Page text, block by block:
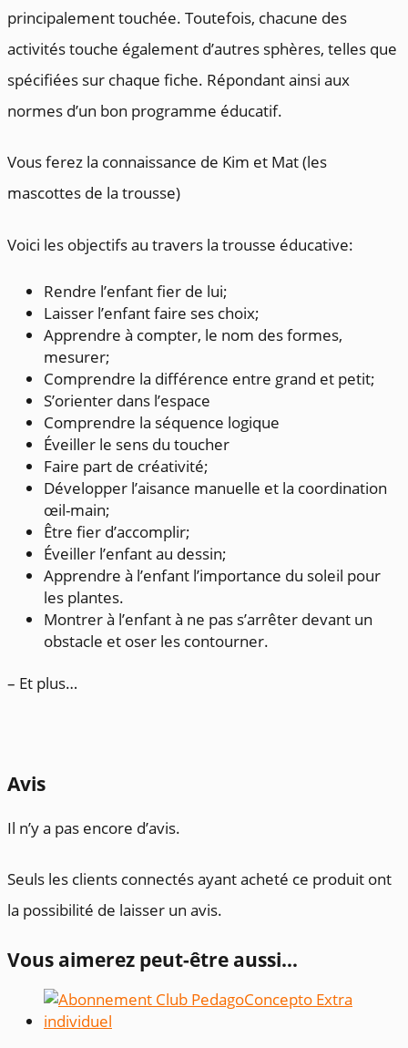
principalement touchée. Toutefois, chacune des
activités touche également d’autres sphères, telles que
spécifiées sur chaque fiche. Répondant ainsi aux
normes d’un bon programme éducatif.
Vous ferez la connaissance de Kim et Mat (les
mascottes de la trousse)
Voici les objectifs au travers la trousse éducative:
Rendre l’enfant fier de lui;
Laisser l’enfant faire ses choix;
Apprendre à compter, le nom des formes,
mesurer;
Comprendre la différence entre grand et petit;
S’orienter dans l’espace
Comprendre la séquence logique
Éveiller le sens du toucher
Faire part de créativité;
Développer l’aisance manuelle et la coordination
œil-main;
Être fier d’accomplir;
Éveiller l’enfant au dessin;
Apprendre à l’enfant l’importance du soleil pour
les plantes.
Montrer à l’enfant à ne pas s’arrêter devant un
obstacle et oser les contourner.
– Et plus…
Avis
Il n’y a pas encore d’avis.
Seuls les clients connectés ayant acheté ce produit ont
la possibilité de laisser un avis.
Vous aimerez peut-être aussi…